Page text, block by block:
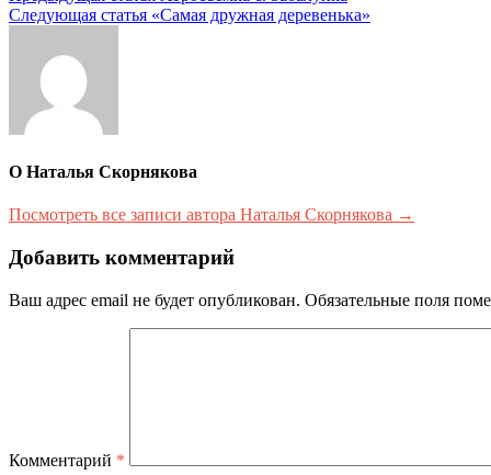
по
записям
Следующая статья «Самая дружная деревенька»
О Наталья Скорнякова
Посмотреть все записи автора Наталья Скорнякова →
Добавить комментарий
Ваш адрес email не будет опубликован. Обязательные поля
Комментарий *